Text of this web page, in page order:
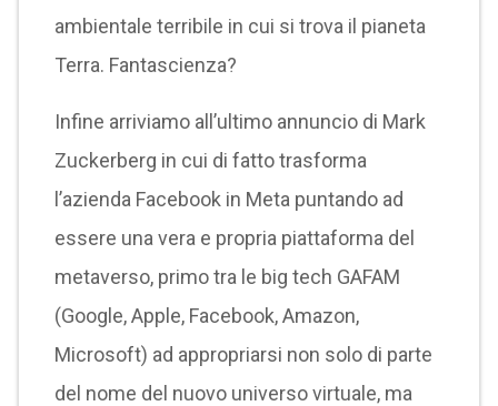
ambientale terribile in cui si trova il pianeta
Terra. Fantascienza?
Infine arriviamo all’ultimo annuncio di Mark
Zuckerberg in cui di fatto trasforma
l’azienda Facebook in Meta puntando ad
essere una vera e propria piattaforma del
metaverso, primo tra le big tech GAFAM
(Google, Apple, Facebook, Amazon,
Microsoft) ad appropriarsi non solo di parte
del nome del nuovo universo virtuale, ma